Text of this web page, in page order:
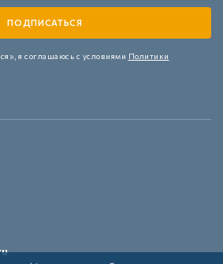
я соглашаюсь с условиями Политики